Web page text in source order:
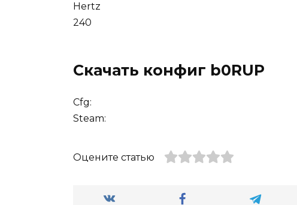
Hertz
240
Скачать конфиг b0RUP
Cfg:
Steam:
Оцените статью